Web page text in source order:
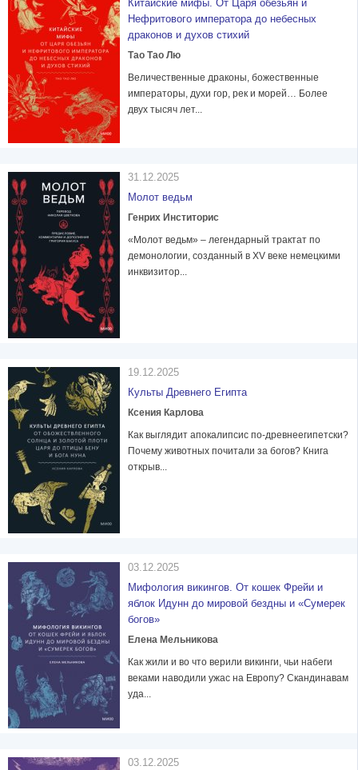
Китайские мифы. От Царя обезьян и
Нефритового императора до небесных
драконов и духов стихий
Тао Тао Лю
Величественные драконы, божественные
императоры, духи гор, рек и морей… Более
двух тысяч лет...
31.12.2025
Молот ведьм
Генрих Инститорис
«Молот ведьм» – легендарный трактат по
демонологии, созданный в XV веке немецкими
инквизитор...
19.12.2025
Культы Древнего Египта
Ксения Карлова
Как выглядит апокалипсис по-древнеегипетски?
Почему животных почитали за богов? Книга
открыв...
03.12.2025
Мифология викингов. От кошек Фрейи и
яблок Идунн до мировой бездны и «Сумерек
богов»
Елена Мельникова
Как жили и во что верили викинги, чьи набеги
веками наводили ужас на Европу? Скандинавам
уда...
03.12.2025